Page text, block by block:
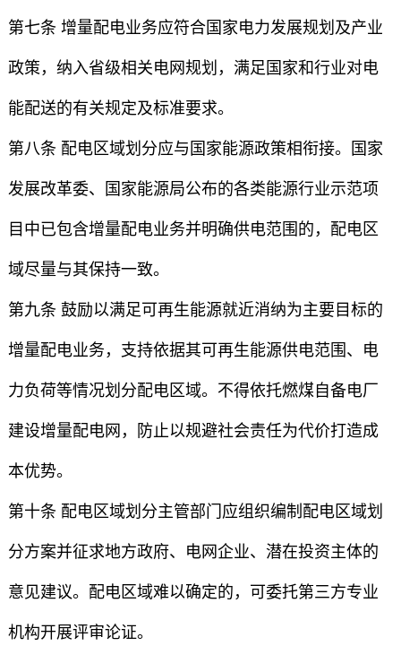
第七条 增量配电业务应符合国家电力发展规划及产业
政策，纳入省级相关电网规划，满足国家和行业对电
能配送的有关规定及标准要求。
第八条 配电区域划分应与国家能源政策相衔接。国家
发展改革委、国家能源局公布的各类能源行业示范项
目中已包含增量配电业务并明确供电范围的，配电区
域尽量与其保持一致。
第九条 鼓励以满足可再生能源就近消纳为主要目标的
增量配电业务，支持依据其可再生能源供电范围、电
力负荷等情况划分配电区域。不得依托燃煤自备电厂
建设增量配电网，防止以规避社会责任为代价打造成
本优势。
第十条 配电区域划分主管部门应组织编制配电区域划
分方案并征求地方政府、电网企业、潜在投资主体的
意见建议。配电区域难以确定的，可委托第三方专业
机构开展评审论证。